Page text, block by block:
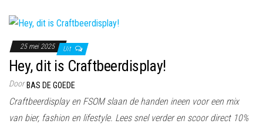
25 mei 2025 Uit
Hey, dit is Craftbeerdisplay!
Door BAS DE GOEDE
Craftbeerdisplay en FSOM slaan de handen ineen voor een mix
van bier, fashion en lifestyle. Lees snel verder en scoor direct 10%